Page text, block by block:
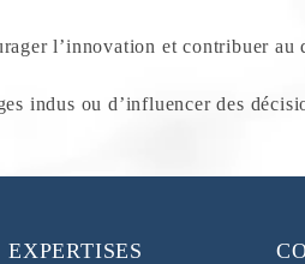
l’innovation et contribuer
indus ou d’influencer des
EXPERTISES